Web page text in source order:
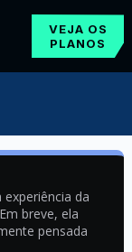
VEJA OS
PLANOS
da
breve, ela
pensada